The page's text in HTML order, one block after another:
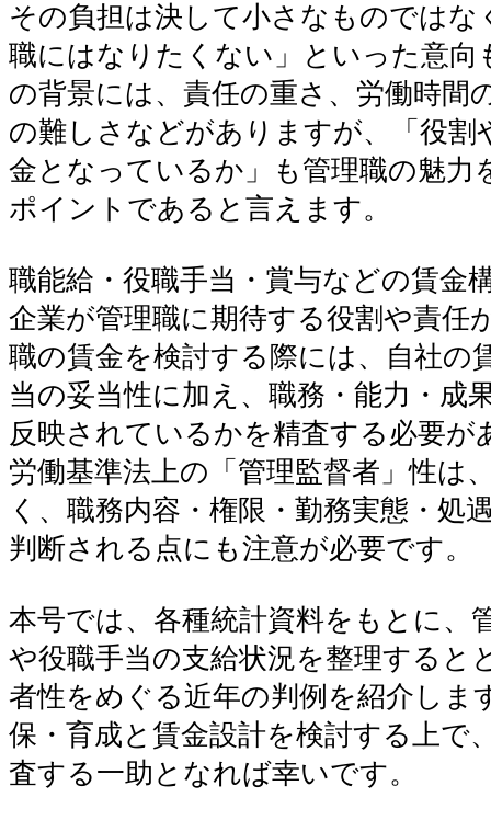
その負担は決して小さなものではな
職にはなりたくない」といった意向
の背景には、責任の重さ、労働時間
の難しさなどがありますが、「役割
金となっているか」も管理職の魅力
ポイントであると言えます。
職能給・役職手当・賞与などの賃金
企業が管理職に期待する役割や責任
職の賃金を検討する際には、自社の
当の妥当性に加え、職務・能力・成
反映されているかを精査する必要が
労働基準法上の「管理監督者」性は
く、職務内容・権限・勤務実態・処
判断される点にも注意が必要です。
本号では、各種統計資料をもとに、
や役職手当の支給状況を整理すると
者性をめぐる近年の判例を紹介しま
保・育成と賃金設計を検討する上で
査する一助となれば幸いです。